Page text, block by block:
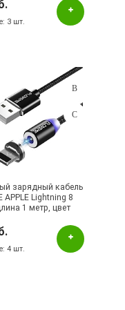
3 шт.
зарядный кабель
APPLE Lightning 8
1 метр, цвет
4 шт.